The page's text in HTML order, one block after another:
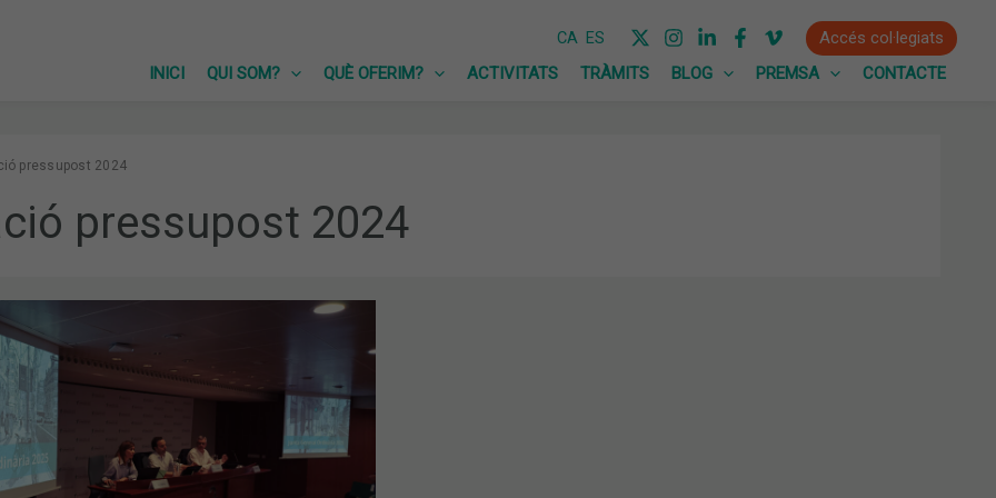
CA ES
Accés col·legiats
INICI
QUI SOM? QUÈ OFERIM? ACTIVITATS TRÀMITS BLOG PREMSA CONTACTE
pressupost 2024
pressupost 2024